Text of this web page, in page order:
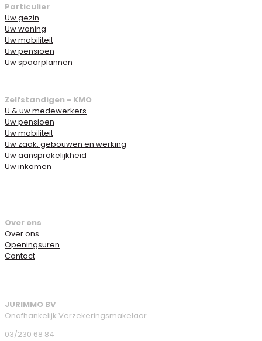
Particulier
Uw gezin
Uw woning
Uw mobiliteit
Uw pensioen
Uw spaarplannen
Zelfstandigen - KMO
U & uw medewerkers
Uw pensioen
Uw mobiliteit
Uw zaak: gebouwen en werking
Uw aansprakelijkheid
Uw inkomen
Over ons
Over ons
Openingsuren
Contact
JURIMMO BV
Onafhankelijk Verzekeringsmakelaar
03/230 68 84